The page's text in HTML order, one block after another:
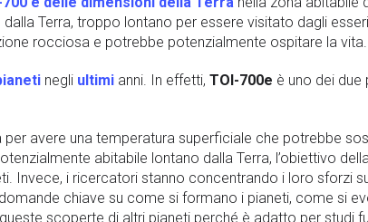
Terra, troppo lontano per essere visitato dagli
rocciosa e potrebbe potenzialmente ospitare la vita.
negli ultimi anni. In effetti, TOI-700e è uno dei due
avere una temperatura superficiale che potrebbe
abitabile lontano dalla Terra, l’obiettivo
Invece, i ricercatori stanno concentrando i loro sforzi
chiave su come si formano i pianeti, come si
scoperte di altri pianeti perché è adatto per studi